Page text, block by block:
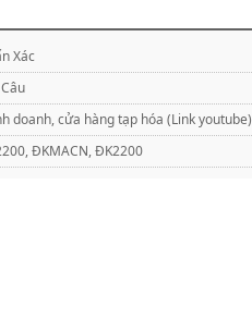
Xác
doanh, cửa hàng tạp hóa (Link youtube)
ĐKMACN, ĐK2200